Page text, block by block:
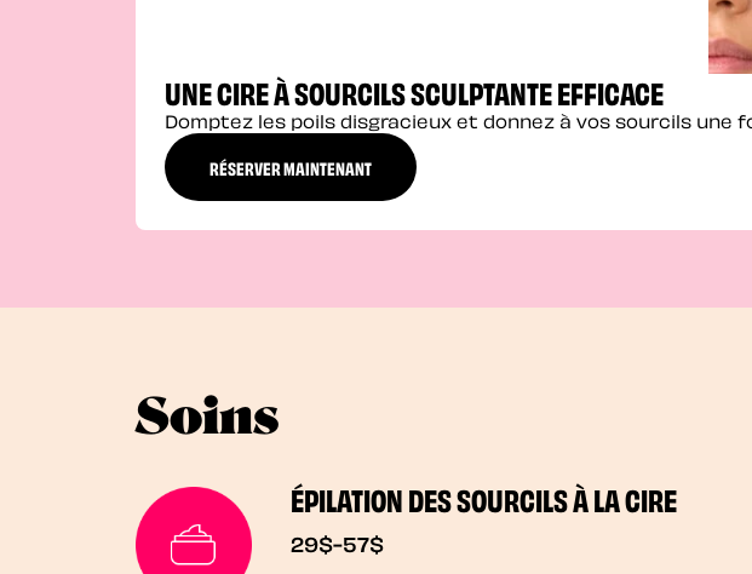
UNE CIRE À SOURCILS SCULPTANTE EFFICACE
Domptez les poils disgracieux et donnez à vos sourcils
RÉSERVER MAINTENANT
Soins
ÉPILATION DES SOURCILS À LA CIRE
29$-57$